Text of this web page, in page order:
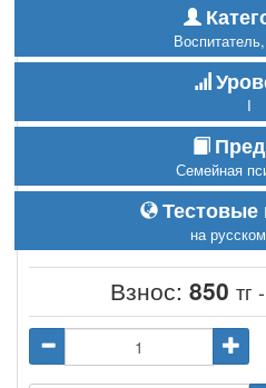
I
Семейная
на
Взнос: 850 тг